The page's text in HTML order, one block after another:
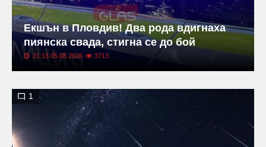
Екшън в Пловдив! Два рода вдигнаха
пиянска свада, стигна се до бой
21:13 05.08.2026 3713
1